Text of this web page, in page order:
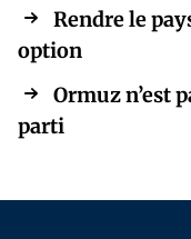
Rendre le
option
Ormuz n’est
parti